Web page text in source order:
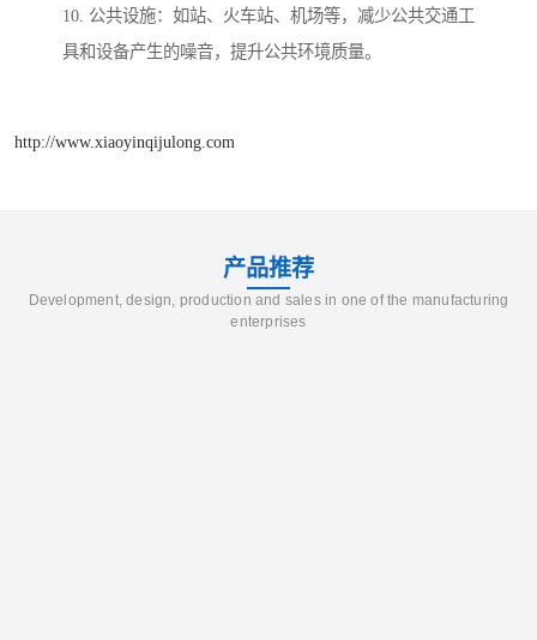
10. 公共设施：如站、火车站、机场等，减少公共交通工
具和设备产生的噪音，提升公共环境质量。
http://www.xiaoyinqijulong.com
产品推荐
Development, design, production and sales in one of the manufacturing
enterprises